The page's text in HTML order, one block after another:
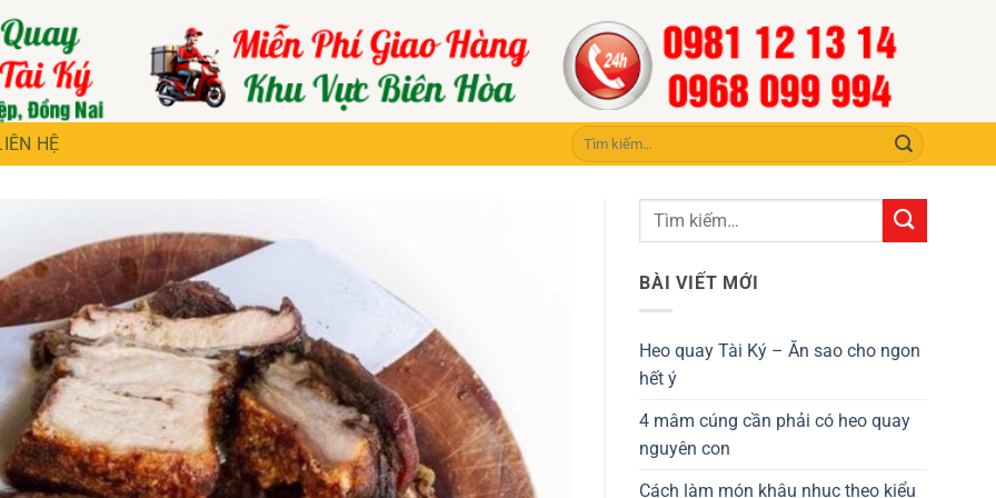
HỆ
Tìm
kiếm:
BÀI VIẾT MỚI
Heo quay Tài Ký – Ăn sao cho ngon
hết ý
4 mâm cúng cần phải có heo quay
nguyên con
Cách làm món khâu nhục theo kiểu